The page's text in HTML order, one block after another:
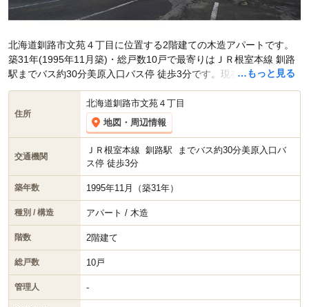
…もっと見る
北海道釧路市文苑４丁目に位置する2階建ての木造アパートです。
築31年(1995年11月築)・総戸数10戸で最寄りはＪＲ根室本線 釧路
駅までバス約30分美原入口バス停 徒歩3分です。現在スマイティに
賃貸募集中の部屋が2件(1DK)掲載されています。
住所
北海道釧路市文苑４丁目
地図・周辺情報
交通機関
ＪＲ根室本線 釧路駅
までバス約30分美原入口バ
ス停 徒歩3分
築年数 1995年11月（築31年）
種別 / 構造 アパート / 木造
階数 2階建て
総戸数 10戸
管理人 -